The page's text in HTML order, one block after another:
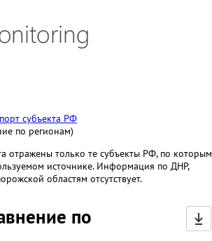
субъекта РФ
по регионам)
отражены только те субъекты РФ, по которым
источнике. Информация по ДНР,
областям отсутствует.
по